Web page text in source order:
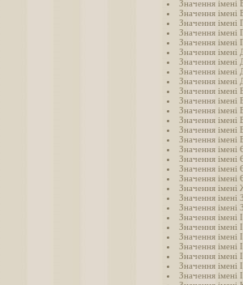
Значення імені
Значення імені
Значення імені
Значення імені
Значення імені
Значення імені
Значення імені
Значення імені
Значення імені
Значення імені
Значення імені
Значення імені
Значення імені
Значення імені
Значення імені
Значення імені
Значення імені
Значення імені
Значення імені
Значення імені
Значення імені
Значення імені
Значення імені
Значення імені
Значення імені
Значення імені
Значення імені
Значення імені
Значення імені